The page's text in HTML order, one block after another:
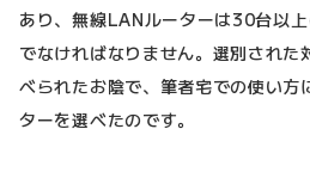
あり、無線LANルーターは30台以
でなければなりません。選別され
べられたお陰で、筆者宅での使い
ターを選べたのです。